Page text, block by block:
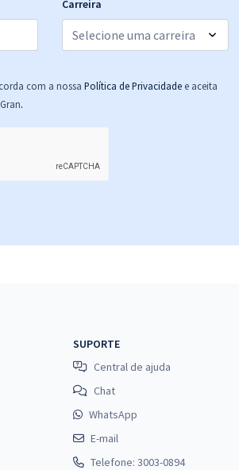
R$ 439,84à vista
36,65
(-20%)
Minas Gerais -
(Pré-Edital)
ou 12x deR$34,65
Edital)
Carreira
com a nossa Política de Privacidade e aceita
.
SUPORTE
Central de ajuda
Chat
WhatsApp
E-mail
Telefone: 3003-0894